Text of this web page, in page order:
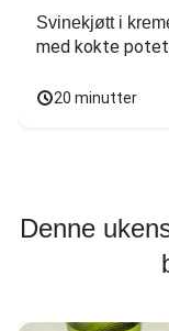
Svinekjøtt i
med kokte
20 minutter
Denne